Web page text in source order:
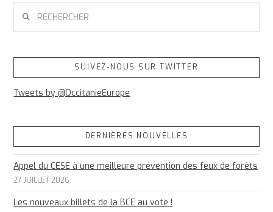
SUIVEZ-NOUS SUR TWITTER
Tweets by @OccitanieEurope
DERNIÈRES NOUVELLES
Appel du CESE à une meilleure prévention des feux de forêts
27 JUILLET 2026
Les nouveaux billets de la BCE au vote !